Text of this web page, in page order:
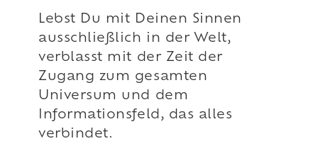
Lebst Du mit Deinen Sinnen
ausschließlich in der Welt,
verblasst mit der Zeit der
Zugang zum gesamten
Universum und dem
Informationsfeld, das alles
verbindet.